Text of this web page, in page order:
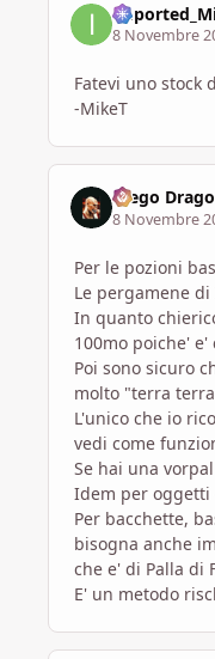
8 Novembre
Fatevi uno stock
-MikeT
Diego
8 Novembre
Per le pozioni
Le pergamene
In quanto
100mo poiche'
Poi sono sicuro
molto "terra
L'unico che io
vedi come
Se hai una
Idem per oggetti
Per bacchette,
bisogna anche
che e' di Palla di
E' un metodo